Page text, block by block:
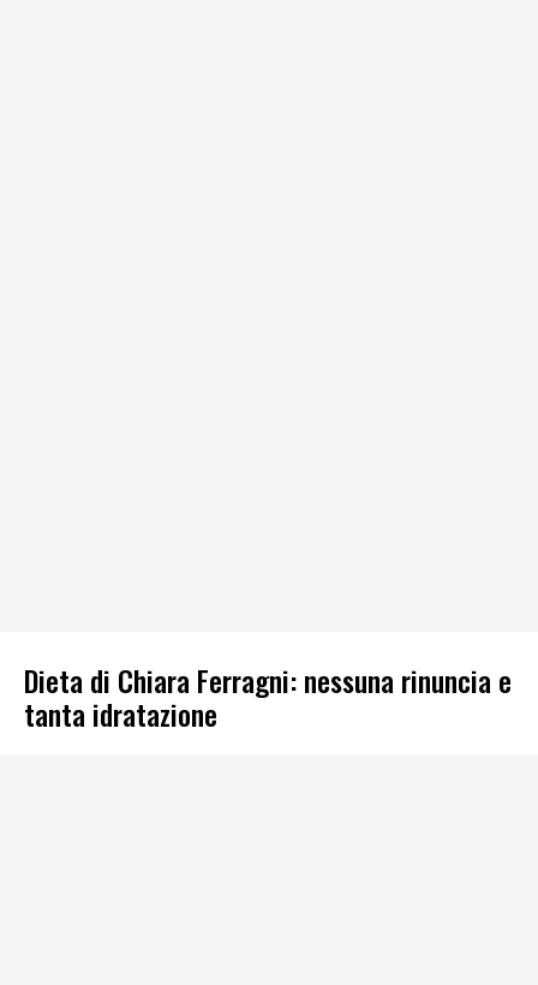
Dieta di Chiara Ferragni: nessuna rinuncia e
tanta idratazione